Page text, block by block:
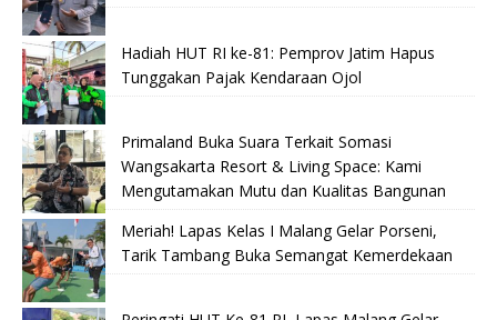
Hadiah HUT RI ke-81: Pemprov Jatim Hapus
Tunggakan Pajak Kendaraan Ojol
Primaland Buka Suara Terkait Somasi
Wangsakarta Resort & Living Space: Kami
Mengutamakan Mutu dan Kualitas Bangunan
Meriah! Lapas Kelas I Malang Gelar Porseni,
Tarik Tambang Buka Semangat Kemerdekaan